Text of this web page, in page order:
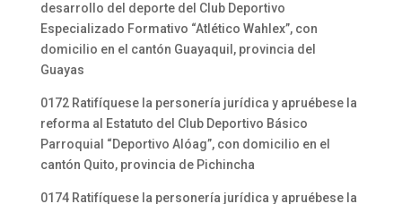
desarrollo del deporte del Club Deportivo
Especializado Formativo “Atlético Wahlex”, con
domicilio en el cantón Guayaquil, provincia del
Guayas
0172 Ratifíquese la personería jurídica y apruébese la
reforma al Estatuto del Club Deportivo Básico
Parroquial “Deportivo Alóag”, con domicilio en el
cantón Quito, provincia de Pichincha
0174 Ratifíquese la personería jurídica y apruébese la